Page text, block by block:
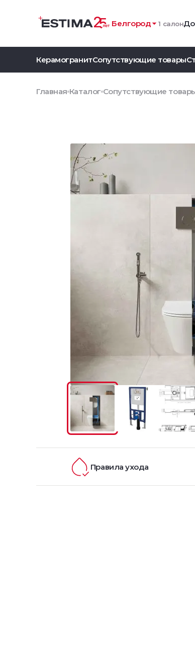
Белгород 1 салон
КерамогранитСопутствующие товары
Главная Каталог Сопутствующие
Правила ухода